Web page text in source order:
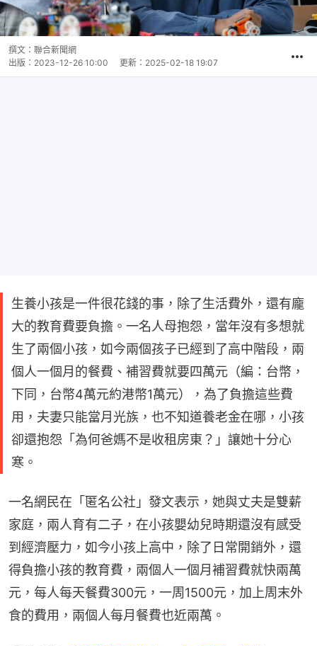
撰文： 聯合新聞網
出版： 2023-12-26 10:00 更新： 2025-02-18 19:07
生養小孩是一件很花錢的事，除了生活費外，還有龐
大的教育費要負擔。一名人母抱怨，當年沒有多想就
生了兩個小孩，如今兩個孩子已經到了高中階段，兩
個人一個月的餐費、補習費就要四萬元（編：台幣，
下同，台幣4萬元約港幣1萬元），為了負擔這些費
用，夫妻只能當月光族，也不知道養老金在哪，小孩
卻還抱怨「為何爸媽不是收租房東？」讓她十分心
寒。
一名網民在「匿名公社」發文表示，她與丈夫是雙薪
家庭，兩人育有二子，在小孩嬰幼兒時期還沒有感受
到經濟壓力，如今小孩上高中，除了日常開銷外，還
得負擔小孩的教育費，兩個人一個月補習費就快兩萬
元，每人每天餐費300元，一周1500元，加上周末外
食的費用，兩個人每月餐費也近兩萬。